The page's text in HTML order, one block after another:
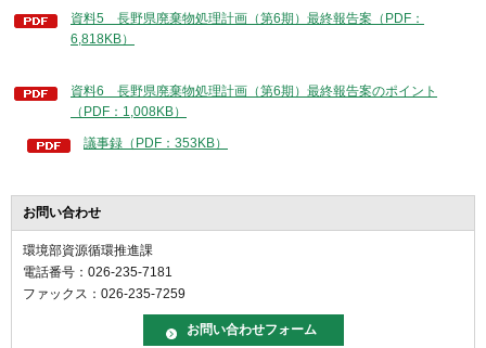
資料5 長野県廃棄物処理計画（第6期）最終報告案（PDF：
6,818KB）
資料6 長野県廃棄物処理計画（第6期）最終報告案のポイント
（PDF：1,008KB）
議事録（PDF：353KB）
お問い合わせ
環境部資源循環推進課
電話番号：026-235-7181
ファックス：026-235-7259